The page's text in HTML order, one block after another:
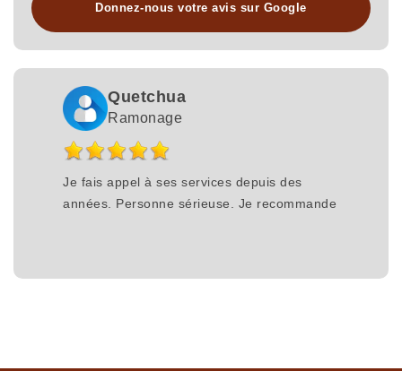
Donnez-nous votre avis sur Google
Quetchua
Ramonage
Je fais appel à ses services depuis des
années. Personne sérieuse. Je recommande